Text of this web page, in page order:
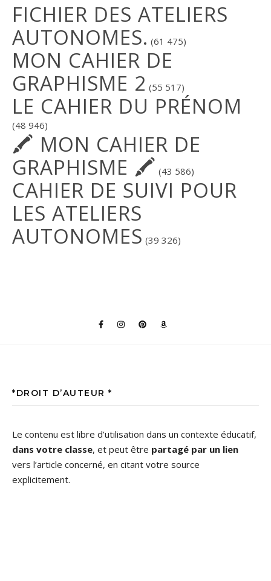
FICHIER DES ATELIERS
AUTONOMES. (61 475)
MON CAHIER DE
GRAPHISME 2 (55 517)
LE CAHIER DU PRÉNOM
(48 946)
🖍 MON CAHIER DE
GRAPHISME 🖍 (43 586)
CAHIER DE SUIVI POUR
LES ATELIERS
AUTONOMES (39 326)
*DROIT D’AUTEUR *
Le contenu est libre d’utilisation dans un contexte éducatif,
dans votre classe, et peut être partagé par un lien
vers l’article concerné, en citant votre source
explicitement.